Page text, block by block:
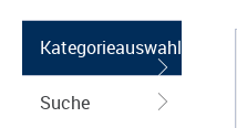
Kategorieauswahl
Suche